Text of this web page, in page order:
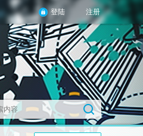
登陆 注册